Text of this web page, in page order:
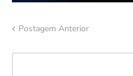
Postagem Anterior